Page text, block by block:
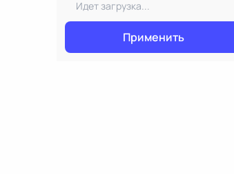
Идет загрузка...
Применить